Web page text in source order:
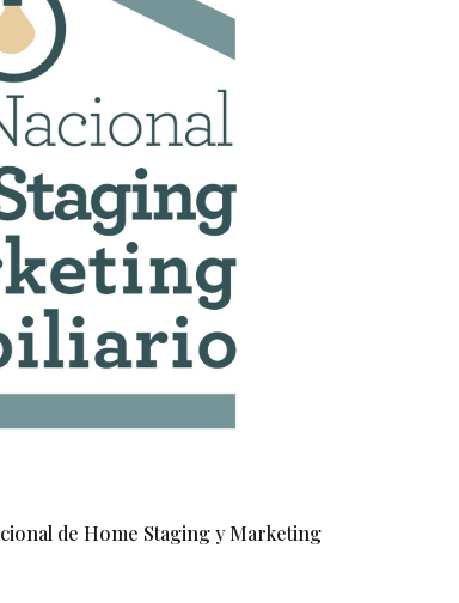
de Home Staging y Marketing